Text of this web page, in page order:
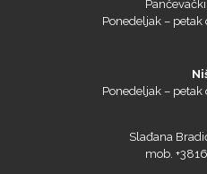
Ponedeljak –
Ponedeljak –
Slađana
mob.